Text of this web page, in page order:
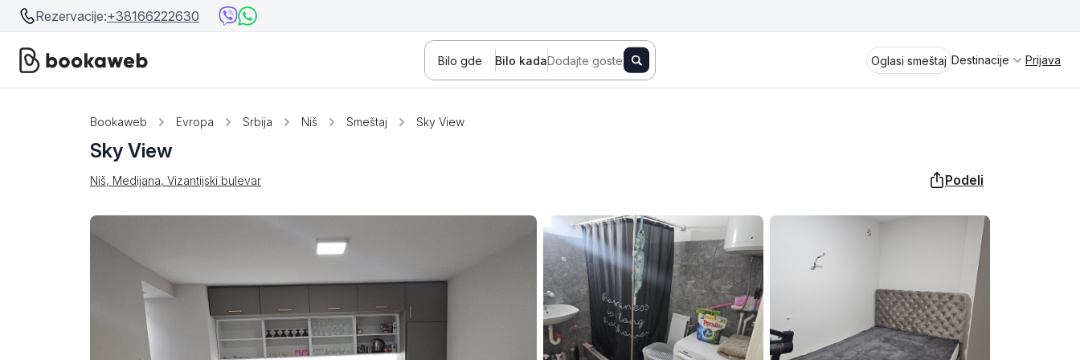
Rezervacije:+38166222630
Bilo gde Bilo kadaDodajte goste Oglasi smeštaj Destinacije
Bosna i Hercegovina
Crna Gora
Srbija
Beograd
Sokobanja Fruška gora Vrnjačka Banja
Srebrno jezero Stara planina Banja Vrujci Perućac
Prolom Banja Golubac Kladovo
Užice Bajina Bašta Jagodina Aranđelovac
Spremite se za virtuelno putovanje
kroz jednu od najlepših zemalja
Evrope i sveta. Uživaćete u prikazima
planinskih masiva poput Tare i Šar-
planine, ali i u ravničarskim predelima
prostrane Vojvodine. Istraživanje
tradicije i kulturnog dobra Srbije
otkriće vam pravu narav srpskog
Prijava
Bookaweb Evropa Srbija Niš Smeštaj Sky View
Sky View
Niš, Medijana, Vizantijski bulevar Podeli